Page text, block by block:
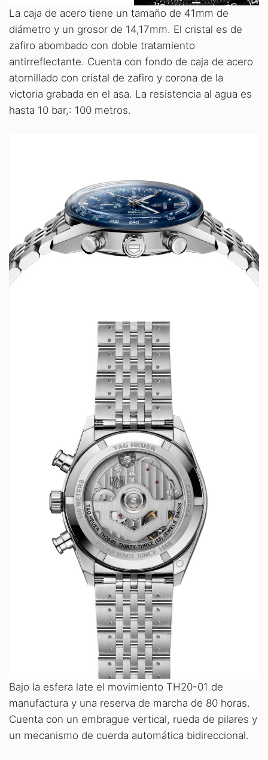
La caja de acero tiene un tamaño de 41mm de
diámetro y un grosor de 14,17mm. El cristal es de
zafiro abombado con doble tratamiento
antirreflectante. Cuenta con fondo de caja de acero
atornillado con cristal de zafiro y corona de la
victoria grabada en el asa. La resistencia al agua es
hasta 10 bar,: 100 metros.
Bajo la esfera late el movimiento TH20-01 de
manufactura y una reserva de marcha de 80 horas.
Cuenta con un embrague vertical, rueda de pilares y
un mecanismo de cuerda automática bidireccional.